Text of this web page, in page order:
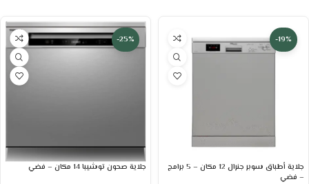
-19%
جلاية أطباق سوبر جنرال 12 مكان – 5 برامج
– فضي
-25%
جلاية صحون توشيبا 14 مكان – فضي